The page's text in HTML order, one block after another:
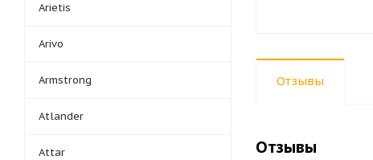
Отзывы
Отзывы
Arietis
Arivo
Armstrong
Atlander
Attar